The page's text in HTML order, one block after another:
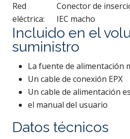
Red
eléctrica:
Conector de
IEC macho
Incluido en el
suministro
La fuente de alimentación
Un cable de conexión EPX
Un cable de alimentación
el manual del usuario
Datos técnicos